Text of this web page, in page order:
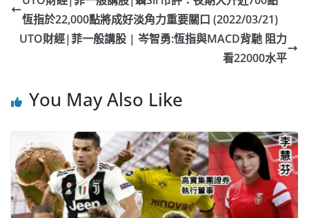
b
o
ei
b
A
p
at Li
n
k
恆指於22,000點將成好淡角力重要關口 (2022/03/21)
UTO財經|菲一般講股 | 岑智勇:恆指與MACD背馳 阻力
看22000水平
You May Also Like